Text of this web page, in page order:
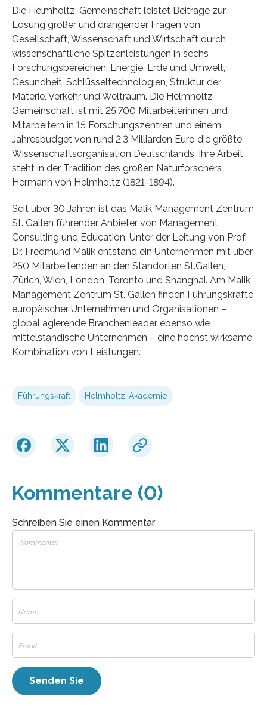
Die Helmholtz-Gemeinschaft leistet Beiträge zur
Lösung großer und drängender Fragen von
Gesellschaft, Wissenschaft und Wirtschaft durch
wissenschaftliche Spitzenleistungen in sechs
Forschungsbereichen: Energie, Erde und Umwelt,
Gesundheit, Schlüsseltechnologien, Struktur der
Materie, Verkehr und Weltraum. Die Helmholtz-
Gemeinschaft ist mit 25.700 Mitarbeiterinnen und
Mitarbeitern in 15 Forschungszentren und einem
Jahresbudget von rund 2,3 Milliarden Euro die größte
Wissenschaftsorganisation Deutschlands. Ihre Arbeit
steht in der Tradition des großen Naturforschers
Hermann von Helmholtz (1821-1894).
Seit über 30 Jahren ist das Malik Management Zentrum
St. Gallen führender Anbieter von Management
Consulting und Education. Unter der Leitung von Prof.
Dr. Fredmund Malik entstand ein Unternehmen mit über
250 Mitarbeitenden an den Standorten St.Gallen,
Zürich, Wien, London, Toronto und Shanghai. Am Malik
Management Zentrum St. Gallen finden Führungskräfte
europäischer Unternehmen und Organisationen –
global agierende Branchenleader ebenso wie
mittelständische Unternehmen – eine höchst wirksame
Kombination von Leistungen.
Führungskraft Helmholtz-Akademie
Kommentare (0)
Schreiben Sie einen Kommentar